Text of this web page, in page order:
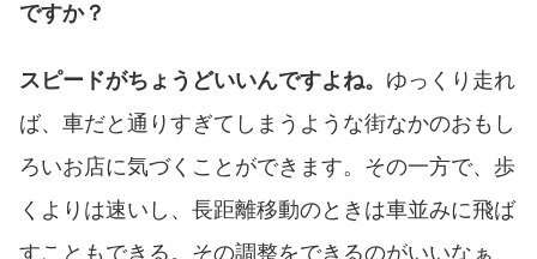
ですか？
スピードがちょうどいいんですよね。 ゆっくり走れ
ば、車だと通りすぎてしまうような街なかのおもし
ろいお店に気づくことができます。その一方で、歩
くよりは速いし、長距離移動のときは車並みに飛ば
すこともできる。その調整をできるのがいいなぁ